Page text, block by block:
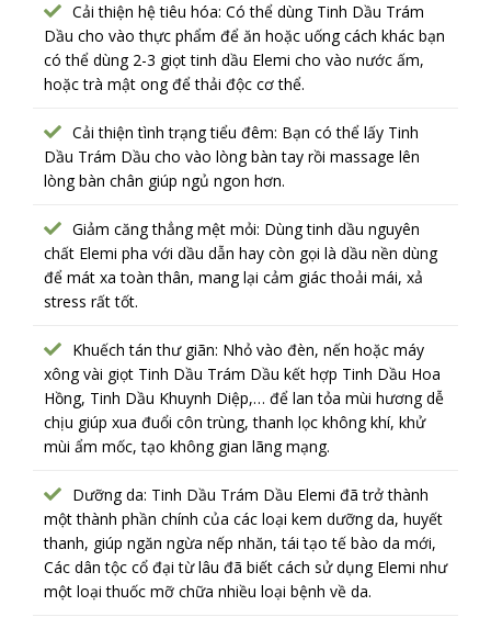
Cải thiện hệ tiêu hóa: Có thể dùng Tinh Dầu Trám
Dầu cho vào thực phẩm để ăn hoặc uống cách khác bạn
có thể dùng 2-3 giọt tinh dầu Elemi cho vào nước ấm,
hoặc trà mật ong để thải độc cơ thể.
Cải thiện tình trạng tiểu đêm: Bạn có thể lấy Tinh
Dầu Trám Dầu cho vào lòng bàn tay rồi massage lên
lòng bàn chân giúp ngủ ngon hơn.
Giảm căng thẳng mệt mỏi: Dùng tinh dầu nguyên
chất Elemi pha với dầu dẫn hay còn gọi là dầu nền dùng
để mát xa toàn thân, mang lại cảm giác thoải mái, xả
stress rất tốt.
Khuếch tán thư giãn: Nhỏ vào đèn, nến hoặc máy
xông vài giọt Tinh Dầu Trám Dầu kết hợp Tinh Dầu Hoa
Hồng, Tinh Dầu Khuynh Diệp,… để lan tỏa mùi hương dễ
chịu giúp xua đuổi côn trùng, thanh lọc không khí, khử
mùi ẩm mốc, tạo không gian lãng mạng.
Dưỡng da: Tinh Dầu Trám Dầu Elemi đã trở thành
một thành phần chính của các loại kem dưỡng da, huyết
thanh, giúp ngăn ngừa nếp nhăn, tái tạo tế bào da mới,
Các dân tộc cổ đại từ lâu đã biết cách sử dụng Elemi như
một loại thuốc mỡ chữa nhiều loại bệnh về da.